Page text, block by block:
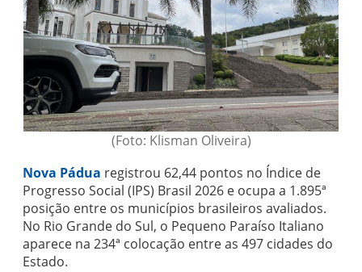
(Foto: Klisman Oliveira)
Nova Pádua registrou 62,44 pontos no Índice de
Progresso Social (IPS) Brasil 2026 e ocupa a 1.895ª
posição entre os municípios brasileiros avaliados.
No Rio Grande do Sul, o Pequeno Paraíso Italiano
aparece na 234ª colocação entre as 497 cidades do
Estado.